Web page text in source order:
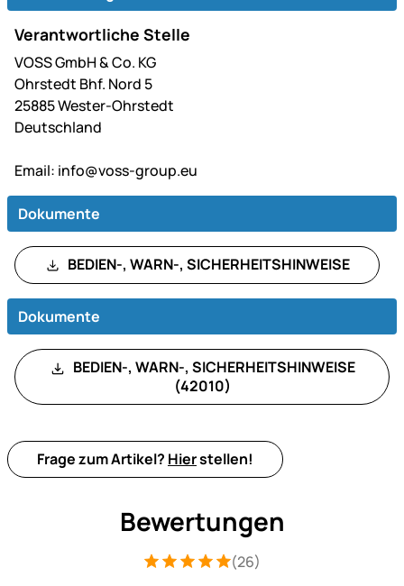
Verantwortliche Stelle
VOSS GmbH & Co. KG
Ohrstedt Bhf. Nord 5
25885 Wester-Ohrstedt
Deutschland
Email: info@voss-group.eu
Dokumente
BEDIEN-, WARN-, SICHERHEITSHINWEISE
Dokumente
BEDIEN-, WARN-, SICHERHEITSHINWEISE
(42010)
Frage zum Artikel? Hierstellen!
Bewertungen
Bewertung: 5 von 5 (26 Bewertungen)
26 Bewertungen
(26)